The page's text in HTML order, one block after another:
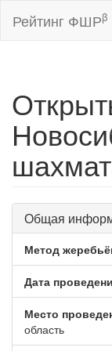
Рейтинг ФШРβ
Общая
Метод
Дата
Место
область